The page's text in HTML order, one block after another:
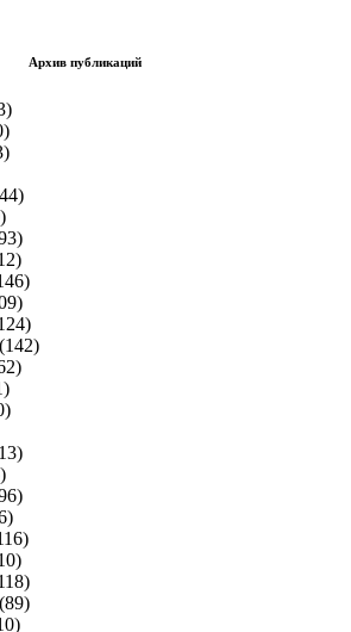
Архив публикаций
(142)
(89)